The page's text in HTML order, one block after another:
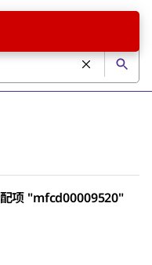
项 "mfcd00009520"